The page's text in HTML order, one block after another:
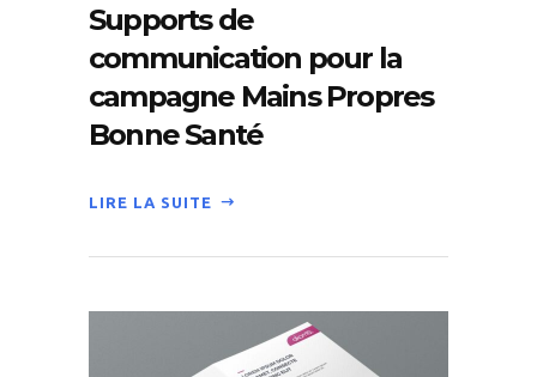
Supports de
communication pour la
campagne Mains Propres
Bonne Santé
LIRE LA SUITE